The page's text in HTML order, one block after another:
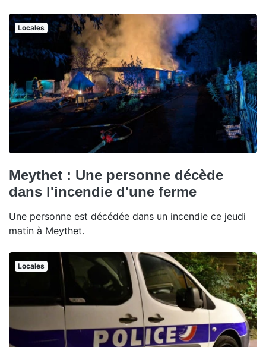
Locales
Meythet : Une personne décède
dans l'incendie d'une ferme
Une personne est décédée dans un incendie ce jeudi
matin à Meythet.
Locales